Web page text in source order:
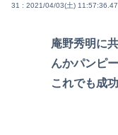
31 : 2021/04/03(土) 11:57:36.47
庵野秀明に
んかパンピ
これでも成